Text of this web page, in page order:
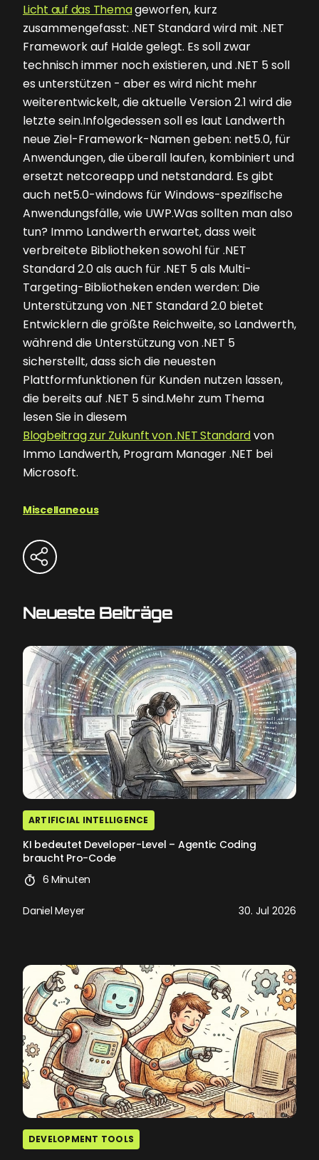
Licht auf das Themageworfen, kurz
zusammengefasst: .NET Standard wird mit .NET
Framework auf Halde gelegt. Es soll zwar
technisch immer noch existieren, und .NET 5 soll
es unterstützen - aber es wird nicht mehr
weiterentwickelt, die aktuelle Version 2.1 wird die
letzte sein.Infolgedessen soll es laut Landwerth
neue Ziel-Framework-Namen geben: net5.0, für
Anwendungen, die überall laufen, kombiniert und
ersetzt netcoreapp und netstandard. Es gibt
auch net5.0-windows für Windows-spezifische
Anwendungsfälle, wie UWP.Was sollten man also
tun? Immo Landwerth erwartet, dass weit
verbreitete Bibliotheken sowohl für .NET
Standard 2.0 als auch für .NET 5 als Multi-
Targeting-Bibliotheken enden werden: Die
Unterstützung von .NET Standard 2.0 bietet
Entwicklern die größte Reichweite, so Landwerth,
während die Unterstützung von .NET 5
sicherstellt, dass sich die neuesten
Plattformfunktionen für Kunden nutzen lassen,
die bereits auf .NET 5 sind.Mehr zum Thema
lesen Sie in diesem
Blogbeitrag zur Zukunft von .NET Standardvon
Immo Landwerth, Program Manager .NET bei
Microsoft.
Miscellaneous
Neueste Beiträge
ARTIFICIAL INTELLIGENCE
KI bedeutet Developer-Level – Agentic Coding
braucht Pro-Code
6 Minuten
Daniel Meyer 30. Jul 2026
DEVELOPMENT TOOLS